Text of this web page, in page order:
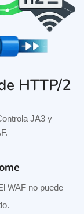
HTTP/2
JA3 y
WAF no puede